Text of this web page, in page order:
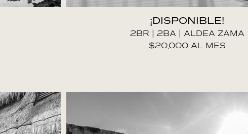
¡DISPONIBLE!
2BR | 2BA | ALDEA ZAMA
$20,000 AL MES